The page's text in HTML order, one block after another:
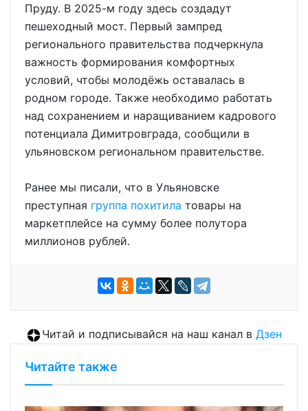
Пруду. В 2025-м году здесь создадут
пешеходный мост. Первый зампред
регионального правительства подчеркнула
важность формирования комфортных
условий, чтобы молодёжь оставалась в
родном городе. Также необходимо работать
над сохранением и наращиванием кадрового
потенциала Димитровграда, сообщили в
ульяновском региональном правительстве.
Ранее мы писали, что в Ульяновске
преступная группа похитила товары на
маркетплейсе на сумму более полутора
миллионов рублей.
Читай и подписывайся на наш канал в Дзен
Читайте также